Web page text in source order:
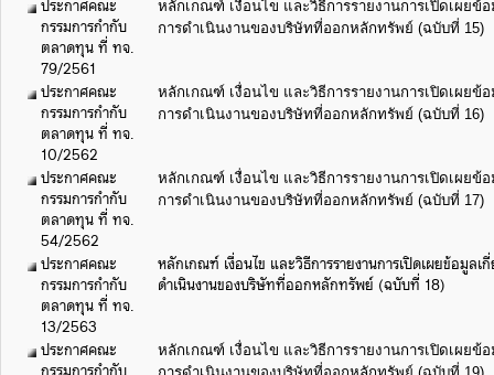
ประกาศคณะ
กรรมการกำกับ
ตลาดทุน ที่ ทจ.
79/2561
หลักเกณฑ์ เงื่อนไข และวิธีการรายงานการเปิดเผยข้
การดำเนินงานของบริษัทที่ออกหลักทรัพย์ (ฉบับที่ 15)
ประกาศคณะ
กรรมการกำกับ
ตลาดทุน ที่ ทจ.
10/2562
หลักเกณฑ์ เงื่อนไข และวิธีการรายงานการเปิดเผยข้
การดำเนินงานของบริษัทที่ออกหลักทรัพย์ (ฉบับที่ 16)
ประกาศคณะ
กรรมการกำกับ
ตลาดทุน ที่ ทจ.
54/2562
หลักเกณฑ์ เงื่อนไข และวิธีการรายงานการเปิดเผยข้
การดำเนินงานของบริษัทที่ออกหลักทรัพย์ (ฉบับที่ 17)
ประกาศคณะ
กรรมการกำกับ
ตลาดทุน ที่ ทจ.
13/2563
หลักเกณฑ์ เงื่อนไข และวิธีการรายงานการเปิดเผยข้อมูลเ
ดำเนินงานของบริษัทที่ออกหลักทรัพย์ (ฉบับที่ 18)
ประกาศคณะ
หลักเกณฑ์ เงื่อนไข และวิธีการรายงานการเปิดเผยข้